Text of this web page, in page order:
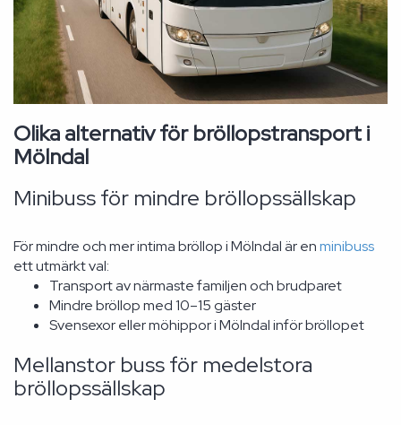
Olika alternativ för bröllopstransport i
Mölndal
Minibuss för mindre bröllopssällskap
För mindre och mer intima bröllop i Mölndal är enminibuss
ett utmärkt val:
Transport av närmaste familjen och brudparet
Mindre bröllop med 10–15 gäster
Svensexor eller möhippor i Mölndal inför bröllopet
Mellanstor buss för medelstora
bröllopssällskap